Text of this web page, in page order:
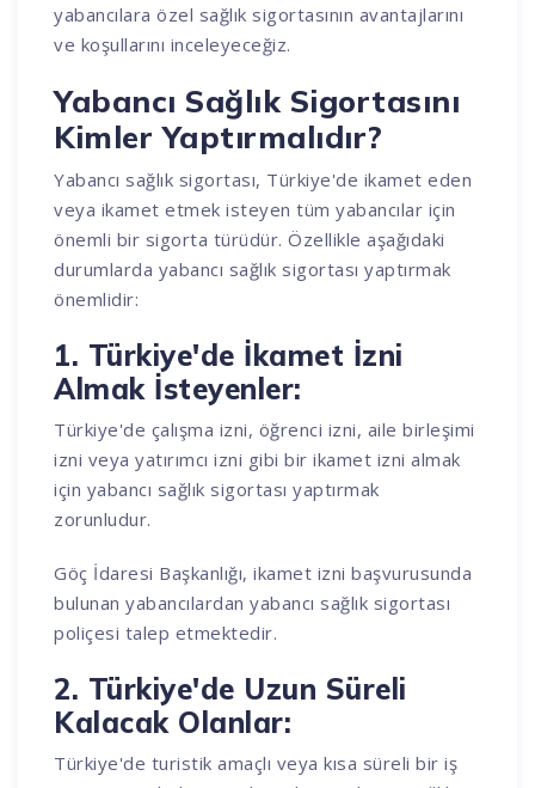
yabancılara özel sağlık sigortasının avantajlarını
ve koşullarını inceleyeceğiz.
Yabancı Sağlık Sigortasını
Kimler Yaptırmalıdır?
Yabancı sağlık sigortası, Türkiye'de ikamet eden
veya ikamet etmek isteyen tüm yabancılar için
önemli bir sigorta türüdür. Özellikle aşağıdaki
durumlarda yabancı sağlık sigortası yaptırmak
önemlidir:
1. Türkiye'de İkamet İzni
Almak İsteyenler:
Türkiye'de çalışma izni, öğrenci izni, aile birleşimi
izni veya yatırımcı izni gibi bir ikamet izni almak
için yabancı sağlık sigortası yaptırmak
zorunludur.
Göç İdaresi Başkanlığı, ikamet izni başvurusunda
bulunan yabancılardan yabancı sağlık sigortası
poliçesi talep etmektedir.
2. Türkiye'de Uzun Süreli
Kalacak Olanlar:
Türkiye'de turistik amaçlı veya kısa süreli bir iş